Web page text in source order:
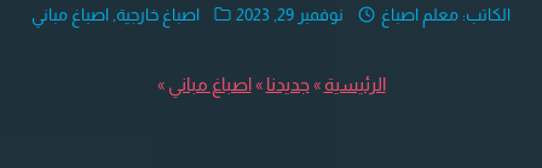
الكاتب: معلم اصباغ نوفمبر 29, 2023 اصباغ خارجية, اصباغ مباني
الرئيسية»جديدنا »اصباغ مباني »